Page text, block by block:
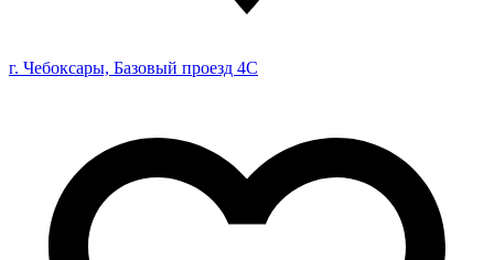
г. Чебоксары, Базовый проезд 4С